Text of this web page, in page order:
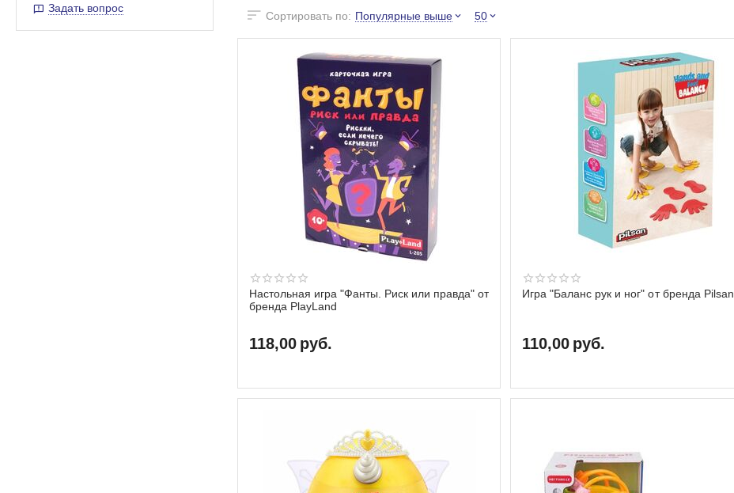
Сортировать по: Популярные выше 50
Настольная игра "Фанты. Риск или правда" от
бренда PlayLand
118,00 руб.
Игра "Баланс рук и ног" от бренда Pilsan
110,00 руб.
Задать вопрос